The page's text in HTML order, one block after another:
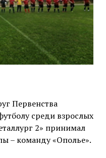
Первенства
среди взрослых
2» принимал
– команду «Ополье».